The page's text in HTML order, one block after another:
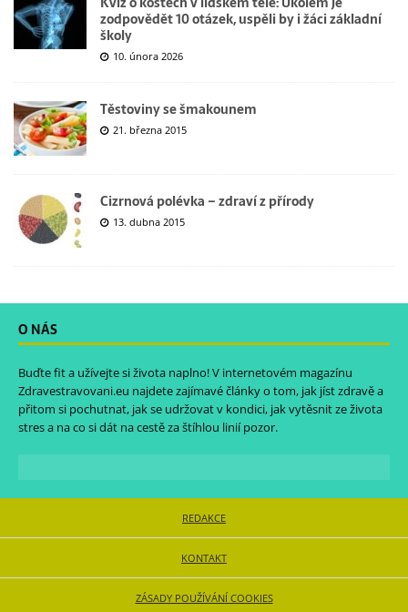
zodpovědět 10 otázek, uspěli by i žáci základní
školy
10. února 2026
Těstoviny se šmakounem
21. března 2015
Cizrnová polévka – zdraví z přírody
13. dubna 2015
O NÁS
Buďte fit a užívejte si života naplno! V internetovém magazínu
Zdravestravovani.eu najdete zajímavé články o tom, jak jíst zdravě a
přitom si pochutnat, jak se udržovat v kondici, jak vytěsnit ze života
stres a na co si dát na cestě za štíhlou linií pozor.
REDAKCE
KONTAKT
ZÁSADY POUŽÍVÁNÍ COOKIES